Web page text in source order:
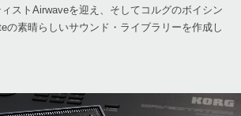
ストAirwaveを迎え、そしてコルグのボイシン
の素晴らしいサウンド・ライブラリーを作成し